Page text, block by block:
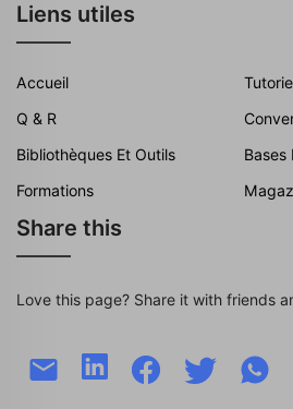
Liens utiles
Accueil
Q & R
Bibliothèques Et Outils
Bases
Formations
Share this
Love this page? Share it with friends